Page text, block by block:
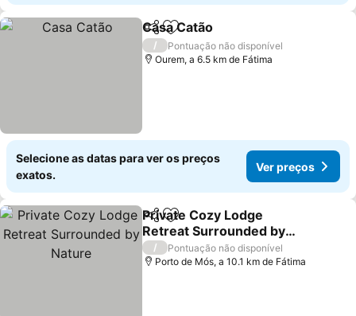
PartilharAdicionar aos favoritos
Casa Catão
/
Pontuação não disponível
Ourem, a 6.5 km de Fátima
Selecione as datas para ver os preços
exatos.
Ver preços
PartilharAdicionar aos favoritos
Private Cozy Lodge
Retreat Surrounded by
Nature
Ver preços
/
Pontuação não disponível
Porto de Mós, a 10.1 km de Fátima